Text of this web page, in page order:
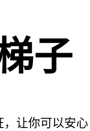
子
，让你可以安心